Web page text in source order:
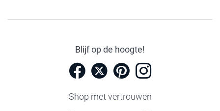
Blijf op de hoogte!
Shop met vertrouwen